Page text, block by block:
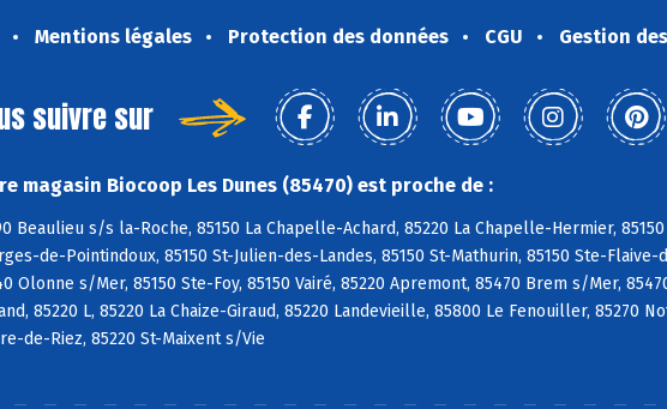
Mentions légales Protection des données CGU Gestion
suivre sur
magasin Biocoop Les Dunes (85470) est proche de :
Beaulieu s/s la-Roche, 85150 La Chapelle-Achard, 85220 La Chapelle-Hermier,
de-Pointindoux, 85150 St-Julien-des-Landes, 85150 St-Mathurin, 85150 Ste-
Olonne s/Mer, 85150 Ste-Foy, 85150 Vairé, 85220 Apremont, 85470 Brem s/Mer,
85220 L, 85220 La Chaize-Giraud, 85220 Landevieille, 85800 Le Fenouiller, 85270
de-Riez, 85220 St-Maixent s/Vie